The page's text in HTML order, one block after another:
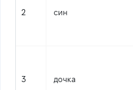
2 син
3 дочка